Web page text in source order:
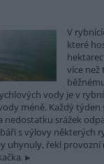
V
které
více
vody je v
méně. Každý týden
srážek
s výlovy některých
uhynuly, řekl provozní